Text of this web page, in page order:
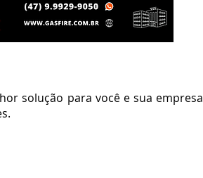
solução para você e sua empresa